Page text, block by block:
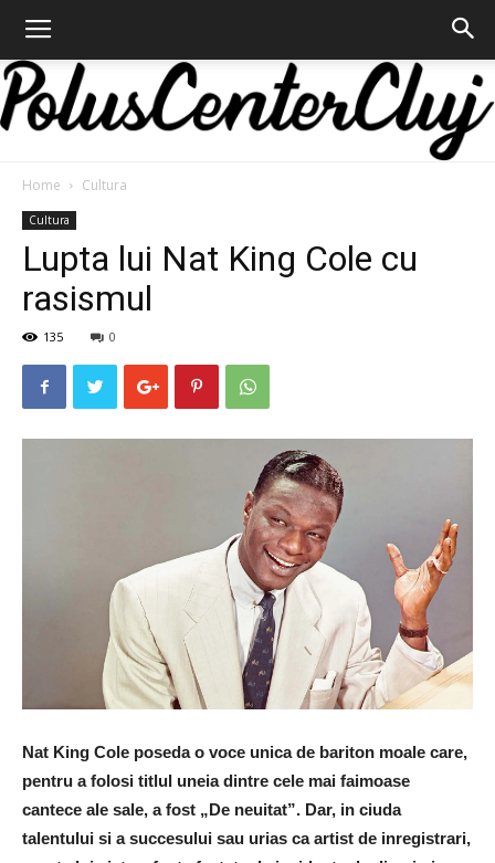
Cluj
Home Cultura
Cultura
Lupta lui Nat King Cole cu
rasismul
135 0
Nat King Cole poseda o voce unica de bariton moale care,
pentru a folosi titlul uneia dintre cele mai faimoase
cantece ale sale, a fost „De neuitat”. Dar, in ciuda
talentului si a succesului sau urias ca artist de inregistrari,